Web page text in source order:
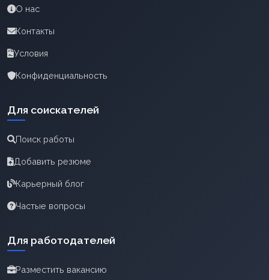
О нас
Контакты
Условия
Конфиденциальность
Для соискателей
Поиск работы
Добавить резюме
Карьерный блог
Частые вопросы
Для работодателей
Разместить вакансию